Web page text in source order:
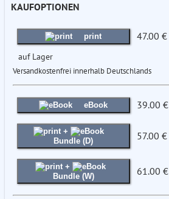
KAUFOPTIONEN
print 47.00 €
auf Lager
Versandkostenfrei innerhalb Deutschlands
eBook 39.00 €
+
Bundle (D)
57.00 €
+
Bundle (W)
61.00 €